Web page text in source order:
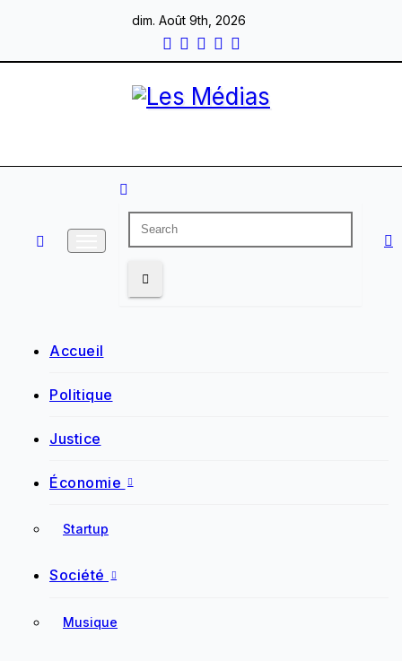
content
dim. Août 9th, 2026
Accueil
Politique
Justice
Économie
Startup
Société
Musique